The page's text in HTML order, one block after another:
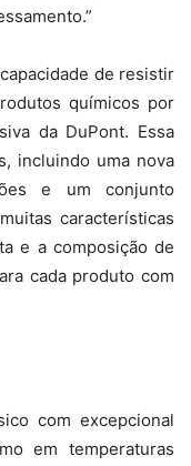
de resistir
químicos por
da DuPont. Essa
incluindo uma nova
e um conjunto
características
e a composição de
cada produto com
com excepcional
em temperaturas